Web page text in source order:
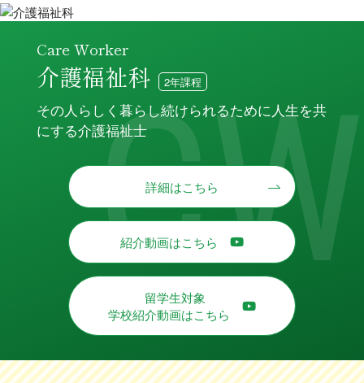
Care Worker
介護福祉科 2年課程
その人らしく暮らし続けられるために人生を共
にする介護福祉士
詳細はこちら
紹介動画はこちら
留学生対象
学校紹介動画はこちら